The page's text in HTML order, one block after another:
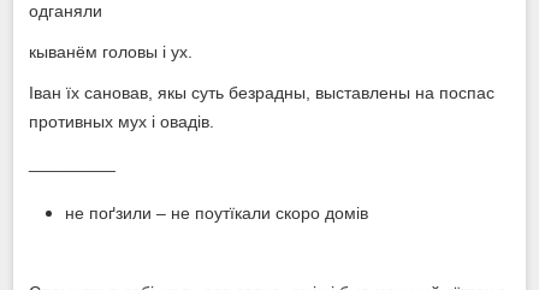
одганяли
кыванём головы і ух.
Іван їх сановав, якы суть безрадны, выставлены на поспас
противных мух і овадів.
не поґзили – не поутїкали скоро домів